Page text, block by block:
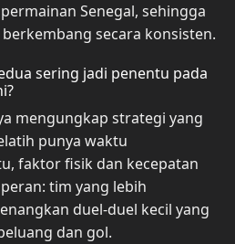
Senegal, sehingga
secara konsisten.
sering jadi penentu pada
mengungkap strategi yang
punya waktu
faktor fisik dan kecepatan
tim yang lebih
duel-duel kecil yang
dan gol.